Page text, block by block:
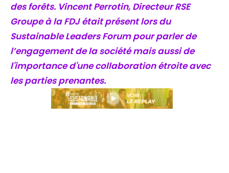
des forêts. Vincent Perrotin, Directeur RSE
Groupe à la FDJ était présent lors du
Sustainable Leaders Forum pour parler de
l’engagement de la société mais aussi de
l'importance d'une collaboration étroite avec
les parties prenantes.